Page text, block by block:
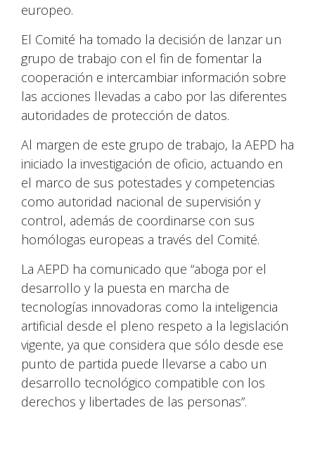
europeo.
El Comité ha tomado la decisión de lanzar un
grupo de trabajo con el fin de fomentar la
cooperación e intercambiar información sobre
las acciones llevadas a cabo por las diferentes
autoridades de protección de datos.
Al margen de este grupo de trabajo, la AEPD ha
iniciado la investigación de oficio, actuando en
el marco de sus potestades y competencias
como autoridad nacional de supervisión y
control, además de coordinarse con sus
homólogas europeas a través del Comité.
La AEPD ha comunicado que “aboga por el
desarrollo y la puesta en marcha de
tecnologías innovadoras como la inteligencia
artificial desde el pleno respeto a la legislación
vigente, ya que considera que sólo desde ese
punto de partida puede llevarse a cabo un
desarrollo tecnológico compatible con los
derechos y libertades de las personas”.